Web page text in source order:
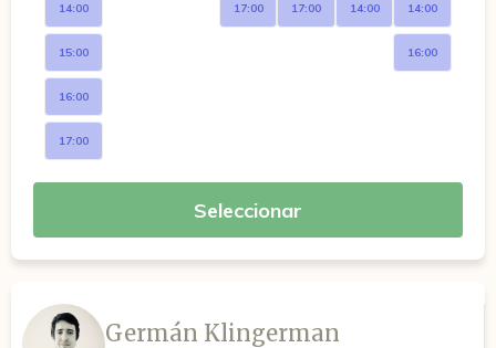
14:00
15:00
16:00
17:00
17:00 17:00 14:00 14:00
16:00
Seleccionar
Germán Klingerman